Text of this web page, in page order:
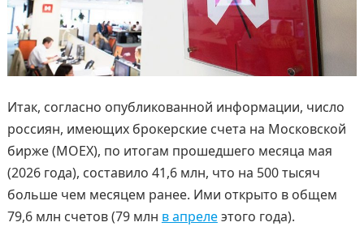
Итак, согласно опубликованной информации, число
россиян, имеющих брокерские счета на Московской
бирже (MOEX), по итогам прошедшего месяца мая
(2026 года), составило 41,6 млн, что на 500 тысяч
больше чем месяцем ранее. Ими открыто в общем
79,6 млн счетов (79 млн в апрелеэтого года).